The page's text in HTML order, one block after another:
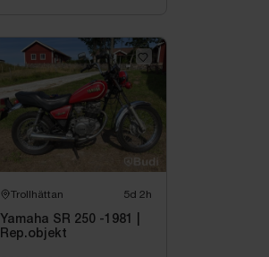
Trollhättan 5d 2h
Yamaha SR 250 -1981 |
Rep.objekt